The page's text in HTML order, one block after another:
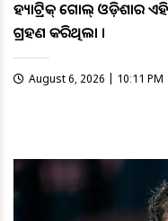
ହ୍ୟାଟ୍ରିକ୍‌ ଗୋଲ୍‌ ଓଡ଼ିଶାର
ଗ୍ରହଣ କରିଥିଲା ।
August 6, 2026 | 10:11 PM